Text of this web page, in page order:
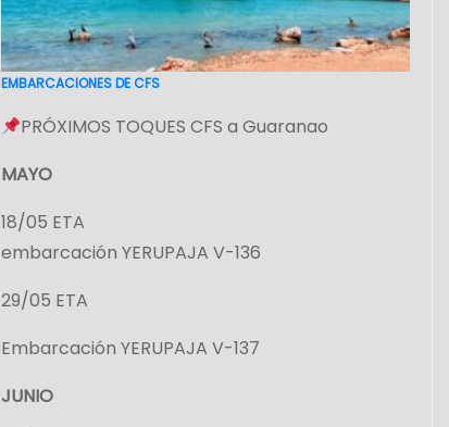
EMBARCACIONES DE CFS
PRÓXIMOS TOQUES CFS a Guaranao
MAYO
18/05 ETA
embarcación YERUPAJA V-136
29/05 ETA
Embarcación YERUPAJA V-137
JUNIO